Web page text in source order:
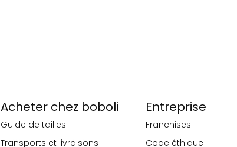
Acheter chez boboli
Guide de tailles
Transports et livraisons
Entreprise
Franchises
Code éthique